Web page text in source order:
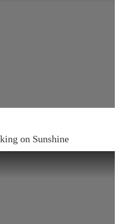
on Sunshine